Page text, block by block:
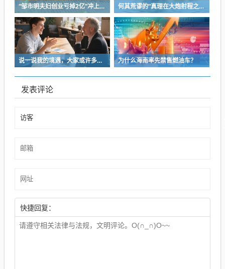
“邹市明夫妇创业亏掉2亿”冲上热搜！妻子冉莹颖自曝多个项目关停，不得不卖房偿债！ 何其荒谬的“真理在大炮射程之内”
说一说我的境遇，大家或许多少能对于长沙这座城的人事物有些体会 为什么海南率先禁售燃油车？
发表评论
快捷回复：